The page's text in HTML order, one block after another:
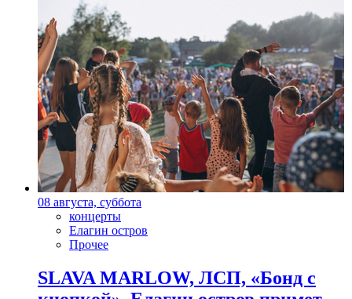
08 августа, суббота
концерты
Елагин остров
Прочее
SLAVA MARLOW, ЛСП, «Бонд с